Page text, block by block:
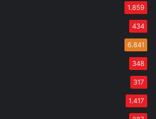
1.859
434
6.841
348
317
1.417